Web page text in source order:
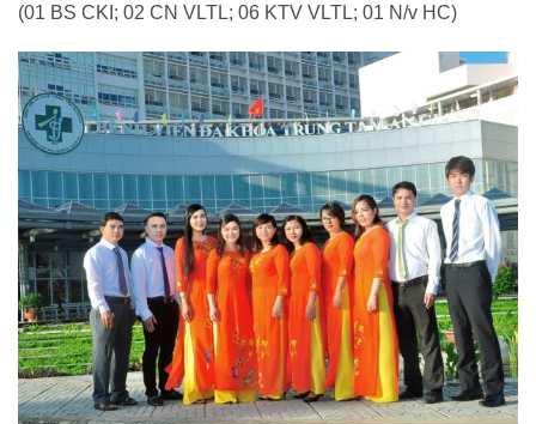
(01 BS CKI; 02 CN VLTL; 06 KTV VLTL; 01 N/v HC)